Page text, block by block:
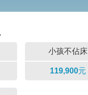
小孩不佔床
119,900元